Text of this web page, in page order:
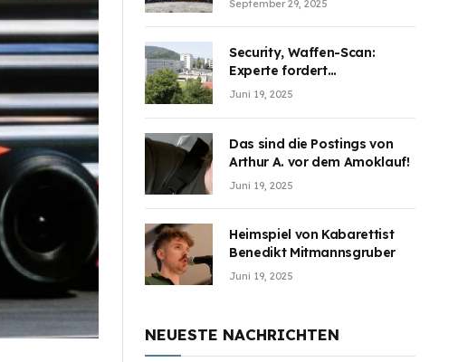
September 29, 2025
Security, Waffen-Scan:
Experte fordert
Sicherheitsdiskussion an
Juni 19, 2025
Das sind die Postings von
Arthur A. vor dem Amoklauf!
Juni 19, 2025
Heimspiel von Kabarettist
Benedikt Mitmannsgruber
Juni 19, 2025
NEUESTE NACHRICHTEN